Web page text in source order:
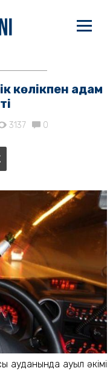
көлікпен адам
3137 0
ауданында ауыл әкімі